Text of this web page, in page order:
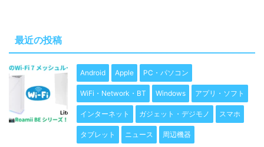
最近の投稿
Android Apple PC・パソコン
WiFi・Network・BT Windows アプリ・ソフト
インターネット ガジェット・デジモノ スマホ
タブレット ニュース 周辺機器